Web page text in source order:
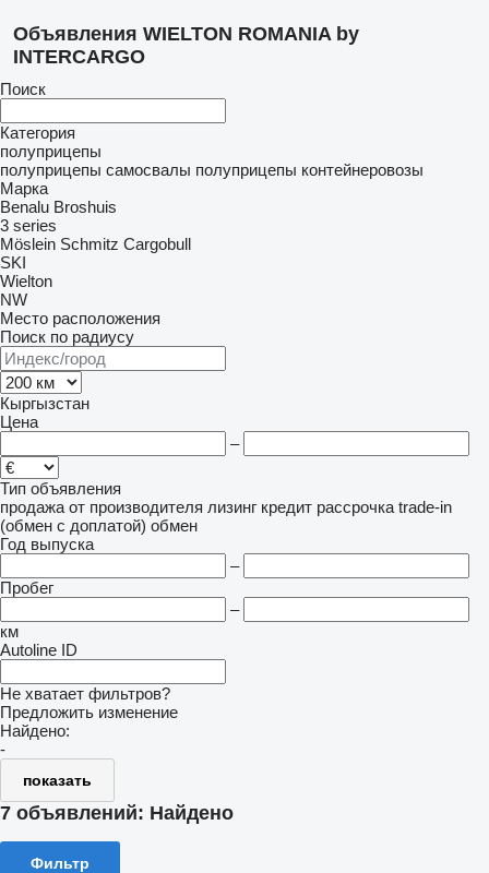
Объявления WIELTON ROMANIA by
INTERCARGO
Поиск
Категория
полуприцепы
полуприцепы самосвалы полуприцепы контейнеровозы
Марка
Benalu Broshuis
3 series
Möslein Schmitz Cargobull
SKI
Wielton
NW
Место расположения
Поиск по радиусу
Кыргызстан
Цена
–
Тип объявления
продажа от производителя лизинг кредит рассрочка trade-in
(обмен с доплатой) обмен
Год выпуска
–
Пробег
–
км
Autoline ID
Не хватает фильтров?
Предложить изменение
Найдено:
-
показать
7 объявлений: Найдено
Фильтр